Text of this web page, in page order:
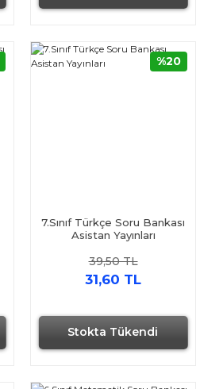
Stokta Tükendi
7.Sınıf Türkçe Soru Bankası
Asistan Yayınları
39,50 TL
31,60 TL
%20